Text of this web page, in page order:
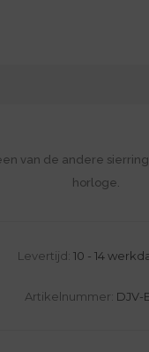
van de andere
horloge.
Levertijd: 10 - 14
Artikelnummer: DJV-